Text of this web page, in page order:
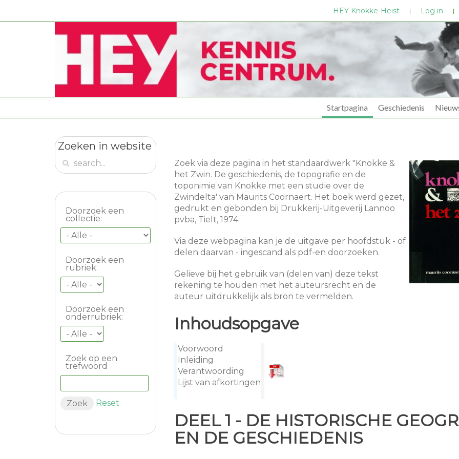
HEY Knokke-Heist Log in
Startpagina Geschiedenis
Zoek via deze pagina in het standaardwerk "Knokke &
het Zwin. De geschiedenis, de topografie en de
toponimie van Knokke met een studie over de
Zwindelta' van Maurits Coornaert. Het boek werd gezet,
gedrukt en gebonden bij Drukkerij-Uitgeverij Lannoo
pvba, Tielt, 1974.
Via deze webpagina kan je de uitgave per hoofdstuk - of
delen daarvan - ingescand als pdf-en doorzoeken.
Gelieve bij het gebruik van (delen van) deze tekst
rekening te houden met het auteursrecht en de
auteur uitdrukkelijk als bron te vermelden.
Inhoudsopgave
Voorwoord
Inleiding
Verantwoording
Lijst van afkortingen
DEEL 1 - DE HISTORISCHE
EN DE GESCHIEDENIS
Zoeken in website
Doorzoek een
collectie:
Doorzoek een
rubriek:
Doorzoek een
onderrubriek:
Zoek op een
trefwoord
Reset